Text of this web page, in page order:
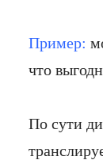
Пример:
что
По сути